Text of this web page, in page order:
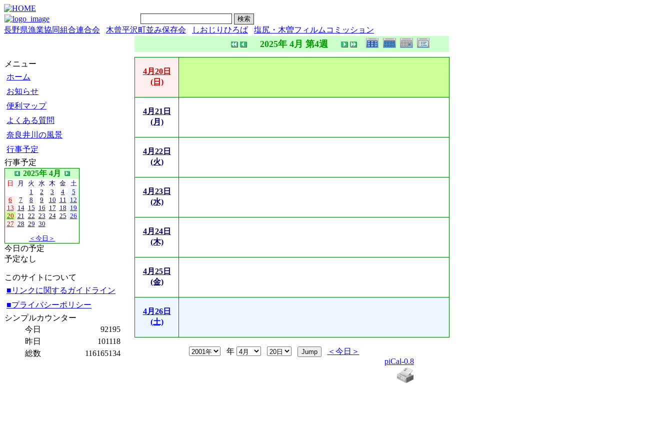
長野県漁業協同組合連合会 木曾平沢町並み保存会 しおじりひろば 塩尻・木曽フィルムコミッション
メニュー
ホーム
お知らせ
便利マップ
よくある質問
奈良井川の風景
行事予定
行事予定
2025年 4月
日 月 火 水 木 金 土
1
2 3 4
5
6
7 8 9 10 11 12
13 14 15 16 17 18 19
20 21 22 23 24 25 26
27 28 29 30
＜今日＞
今日の予定
予定なし
このサイトについて
■リンクに関するガイドライン
■プライバシーポリシー
シンプルカウンター
今日
92195
昨日
101118
総数
116165134
2025年 4月 第4週
4月20日
(日)
4月21日
(月)
4月22日
(火)
4月23日
(水)
4月24日
(木)
4月25日
(金)
4月26日
(土)
年
＜今日＞
piCal-0.8